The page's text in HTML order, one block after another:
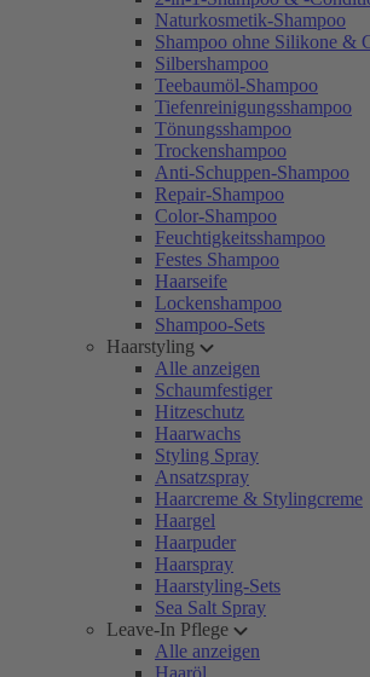
Naturkosmetik-Shampoo
Shampoo ohne Silikone &
Silbershampoo
Teebaumöl-Shampoo
Tiefenreinigungsshampoo
Tönungsshampoo
Trockenshampoo
Anti-Schuppen-Shampoo
Repair-Shampoo
Color-Shampoo
Feuchtigkeitsshampoo
Festes Shampoo
Haarseife
Lockenshampoo
Shampoo-Sets
Haarstyling
Alle anzeigen
Schaumfestiger
Hitzeschutz
Haarwachs
Styling Spray
Ansatzspray
Haarcreme & Stylingcreme
Haargel
Haarpuder
Haarspray
Haarstyling-Sets
Sea Salt Spray
Leave-In Pflege
Alle anzeigen
Haaröl